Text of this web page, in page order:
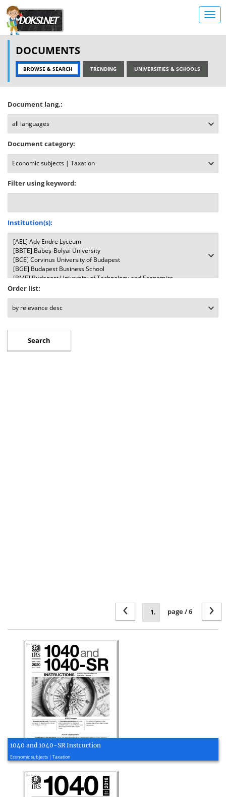
DOCUMENTS
BROWSE & SEARCH TRENDING UNIVERSITIES & SCHOOLS
Document lang.:
Document category:
Filter using keyword:
Institution(s):
Order list:
›
page / 6
‹
1040 and 1040-SR Instruction
Economic subjects | Taxation